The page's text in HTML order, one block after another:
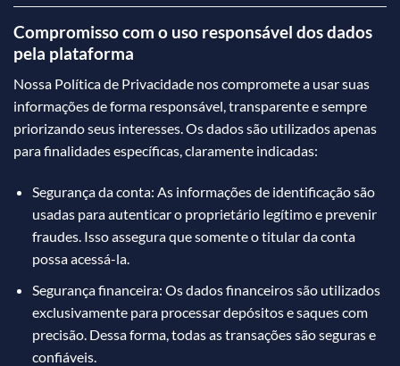
Compromisso com o uso responsável dos dados
pela plataforma
Nossa Política de Privacidade nos compromete a usar suas
informações de forma responsável, transparente e sempre
priorizando seus interesses. Os dados são utilizados apenas
para finalidades específicas, claramente indicadas:
Segurança da conta: As informações de identificação são
usadas para autenticar o proprietário legítimo e prevenir
fraudes. Isso assegura que somente o titular da conta
possa acessá-la.
Segurança financeira: Os dados financeiros são utilizados
exclusivamente para processar depósitos e saques com
precisão. Dessa forma, todas as transações são seguras e
confiáveis.